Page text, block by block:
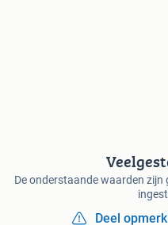
De onderstaande waarden zijn
Deel